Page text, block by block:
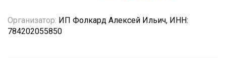
Организатор: ИП Фолкард Алексей Ильич, ИНН:
784202055850